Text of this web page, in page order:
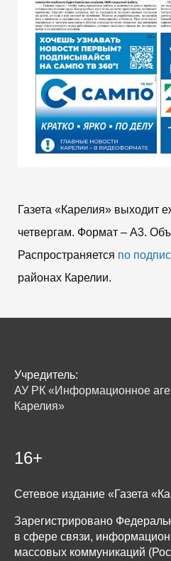
Газета «Карелия» выходит
четвергам. Формат – A3.
Распространяется по
районах Карелии.
Учредитель:
АУ РК «Информационное
Карелия»
16+
Сетевое издание «Газета
Зарегистрировано
в сфере связи,
массовых коммуникаций